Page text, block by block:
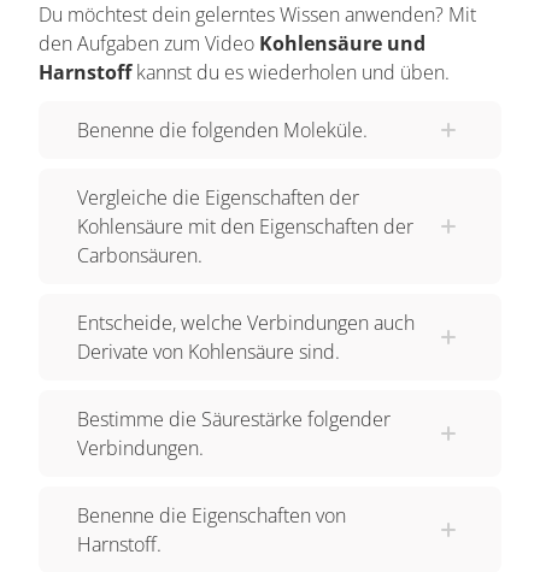
Unterschiede und Gemeinsamkeiten zwischen
diesen beiden Verbindungen. Betrachtet man die
bedeutend schwächer ist als die Carbonsäuren.
isolieren. Die meisten Carbonsäuren hingegen
sind recht stabil. Die wichtigste Übereinstimmung
zwischen Kohlensäure und Carbonsäuren
Phosgen und Harnstoff Das ist die molekulare
Formel des Phosgens. Es handelt sich hier um
und zwar ein extrem giftiges. Die gasförmige
Verbindung kann durch Wasser leicht hydrolisiert
und außerdem wird Chlorwasserstoff frei. Die
Du möchtest dein gelerntes Wissen anwenden? Mit
den Aufgaben zum Video Kohlensäure und
Harnstoffkannst du es wiederholen und üben.
Benenne die folgenden Moleküle.
Vergleiche die Eigenschaften der
Kohlensäure mit den Eigenschaften der
Carbonsäuren.
Entscheide, welche Verbindungen auch
Derivate von Kohlensäure sind.
Bestimme die Säurestärke folgender
Verbindungen.
Benenne die Eigenschaften von
Harnstoff.